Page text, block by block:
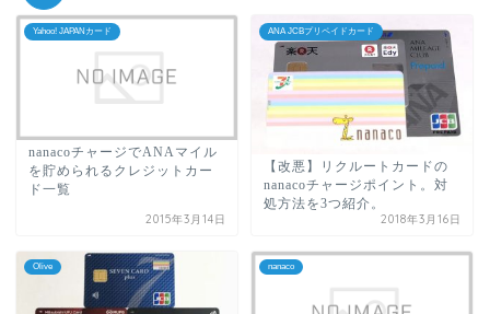
Yahoo! JAPANカード
nanacoチャージでANAマイル
を貯められるクレジットカー
ド一覧
2015年3月14日
ANA JCBプリペイドカード
【改悪】リクルートカードの
nanacoチャージポイント。対
処方法を3つ紹介。
2018年3月16日
Olive nanaco